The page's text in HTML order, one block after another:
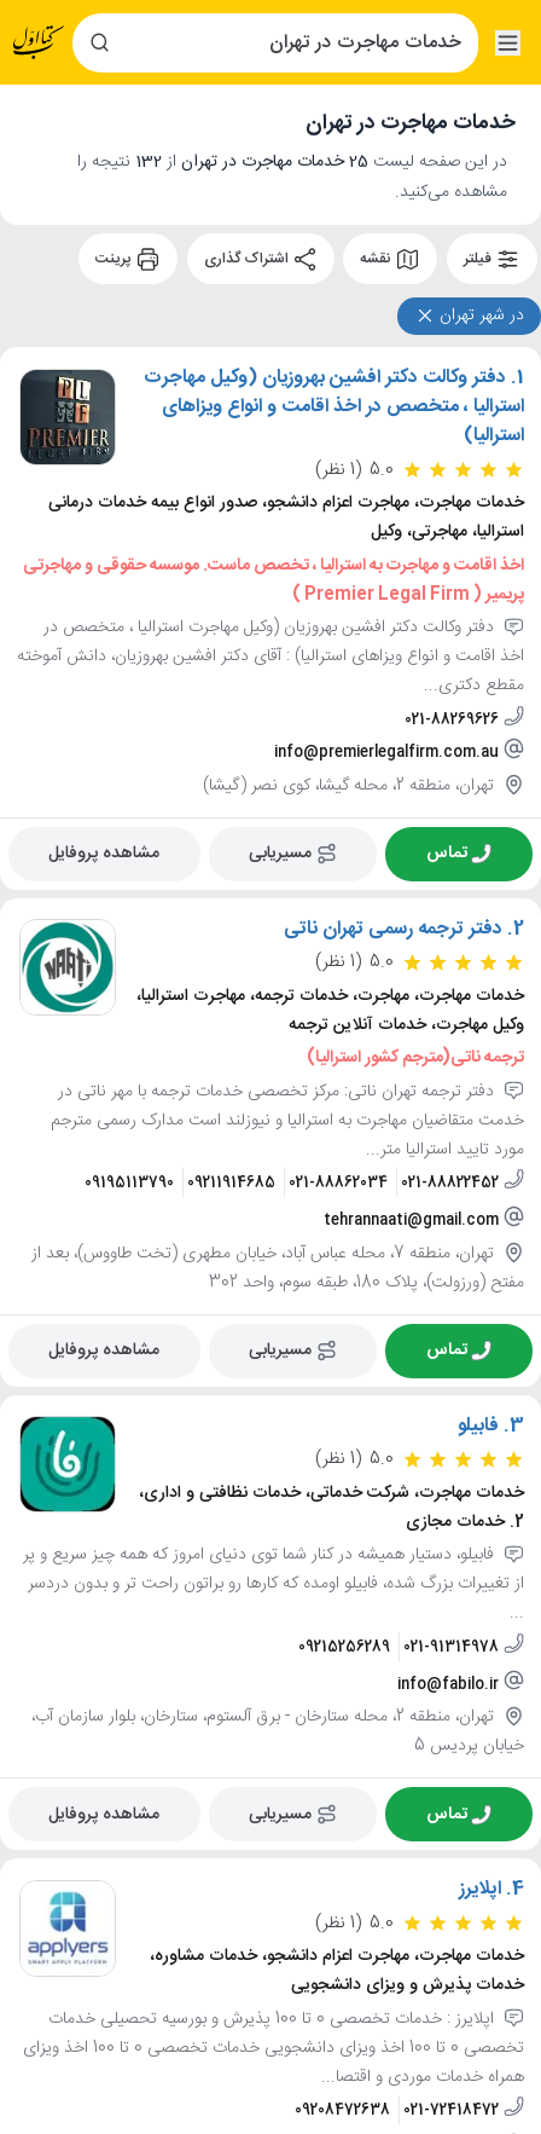
خدمات مهاجرت در تهران
در این صفحه لیست 25 خدمات مهاجرت در تهران از132 نتیجه را
مشاهده می‌کنید.
فیلتر نقشه
در شهر تهران
1. دفتر وکالت دکتر افشین بهروزیان (وکیل مهاجرت
استرالیا ، متخصص در اخذ اقامت و انواع ویزاهای
استرالیا)
5.0 (1 نظر)
خدمات مهاجرت، مهاجرت اعزام دانشجو، صدور انواع بیمه خدمات درمانی
استرالیا، مهاجرتی، وکیل
اخذ اقامت و مهاجرت به استرالیا ، تخصص ماست. موسسه حقوقی و مهاجرتی
پریمیر ( Premier Legal Firm )
دفتر وکالت دکتر افشین بهروزیان (وکیل مهاجرت استرالیا ، متخصص در
اخذ اقامت و انواع ویزاهای استرالیا) : آقای دکتر افشین بهروزیان، دانش آموخته
مقطع دکتری...
021-88269626
info@premierlegalfirm.com.au
تهران، منطقه 2، محله گیشا، کوی نصر (گیشا)
تماس مسیریابی مشاهده پروفایل
2. دفتر ترجمه رسمی تهران ناتی
5.0 (1 نظر)
خدمات مهاجرت، مهاجرت، خدمات ترجمه، مهاجرت استرالیا،
وکیل مهاجرت، خدمات آنلاین ترجمه
ترجمه ناتی(مترجم کشور استرالیا)
دفتر ترجمه تهران ناتی: مرکز تخصصی خدمات ترجمه با مهر ناتی در
خدمت متقاضیان مهاجرت به استرالیا و نیوزلند است مدارک رسمی مترجم
مورد تایید استرالیا متر...
021-88822452
021-88862034
09211914685
09195113790
tehrannaati@gmail.com
تهران، منطقه 7، محله عباس آباد، خیابان مطهری (تخت طاووس)، بعد از
مفتح (ورزولت)، پلاک 180، طبقه سوم، واحد 302
تماس مسیریابی مشاهده پروفایل
3. فابیلو
5.0 (1 نظر)
خدمات مهاجرت، شرکت خدماتی، خدمات نظافتی و اداری،
2. خدمات مجازی
فابیلو، دستیار همیشه در کنار شما توی دنیای امروز که همه چیز سریع و پر
از تغییرات بزرگ شده، فابیلو اومده که کارها رو براتون راحت تر و بدون دردسر
...
021-91314978
09215256289
info@fabilo.ir
تهران، منطقه 2، محله ستارخان - برق آلستوم، ستارخان، بلوار سازمان آب،
خیابان پردیس 5
تماس مسیریابی مشاهده پروفایل
4. اپلایرز
5.0 (1 نظر)
خدمات مهاجرت، مهاجرت اعزام دانشجو، خدمات مشاوره،
خدمات پذیرش و ویزای دانشجویی
اپلایرز : خدمات تخصصی 0 تا 100 پذیرش و بورسیه تحصیلی خدمات
تخصصی 0 تا 100 اخذ ویزای دانشجویی خدمات تخصصی 0 تا 100 اخذ ویزای
همراه خدمات موردی و اقتصا...
021-72418472
09208472638